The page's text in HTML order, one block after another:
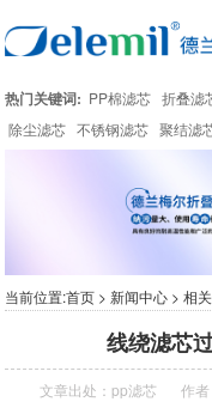
热门关键词: PP棉滤芯 折叠滤
除尘滤芯 不锈钢滤芯 聚结滤
当前位置:首页 >新闻中心 >相
线绕滤芯
文章出处： pp滤芯 作者